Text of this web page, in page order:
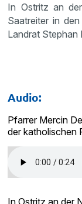
In Ostritz an
Saatreiter in
Landrat Stephan
Audio:
Pfarrer Mercin
der katholischen
In Ostritz an der